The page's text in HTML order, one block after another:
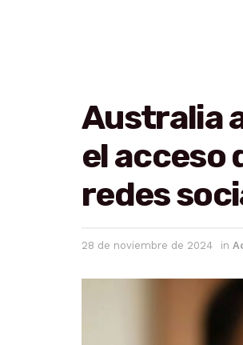
Australia
el acceso
redes
28 de noviembre de 2024 in